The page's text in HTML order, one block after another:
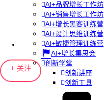
AI+品牌增长工作坊
AI+销售增长工作坊
AI+增长黑客训练营
AI+设计思维训练营
AI+敏捷管理训练营
AI+增长集思会
创新学堂
创新讲座
创新工具
+ 关注